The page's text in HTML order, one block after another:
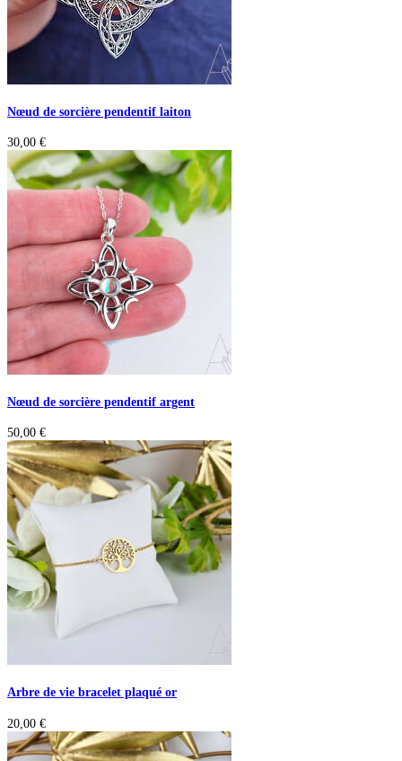
Nœud de sorcière pendentif laiton
30,00 €
Nœud de sorcière pendentif argent
50,00 €
Arbre de vie bracelet plaqué or
20,00 €